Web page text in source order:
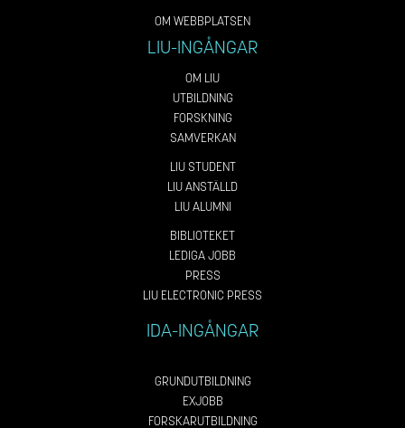
OM WEBBPLATSEN
LIU-INGÅNGAR
OM LIU
UTBILDNING
FORSKNING
SAMVERKAN
LIU STUDENT
LIU ANSTÄLLD
LIU ALUMNI
BIBLIOTEKET
LEDIGA JOBB
PRESS
LIU ELECTRONIC PRESS
IDA-INGÅNGAR
GRUNDUTBILDNING
EXJOBB
FORSKARUTBILDNING